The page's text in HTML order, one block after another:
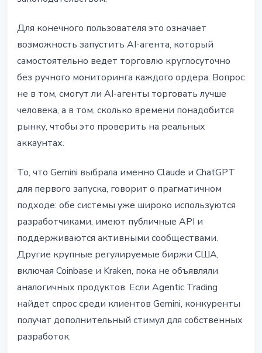
Для конечного пользователя это означает
возможность запустить AI-агента, который
самостоятельно ведет торговлю круглосуточно
без ручного мониторинга каждого ордера. Вопрос
не в том, смогут ли AI-агенты торговать лучше
человека, а в том, сколько времени понадобится
рынку, чтобы это проверить на реальных
аккаунтах.
То, что Gemini выбрала именно Claude и ChatGPT
для первого запуска, говорит о прагматичном
подходе: обе системы уже широко используются
разработчиками, имеют публичные API и
поддерживаются активными сообществами.
Другие крупные регулируемые биржи США,
включая Coinbase и Kraken, пока не объявляли
аналогичных продуктов. Если Agentic Trading
найдет спрос среди клиентов Gemini, конкуренты
получат дополнительный стимул для собственных
разработок.